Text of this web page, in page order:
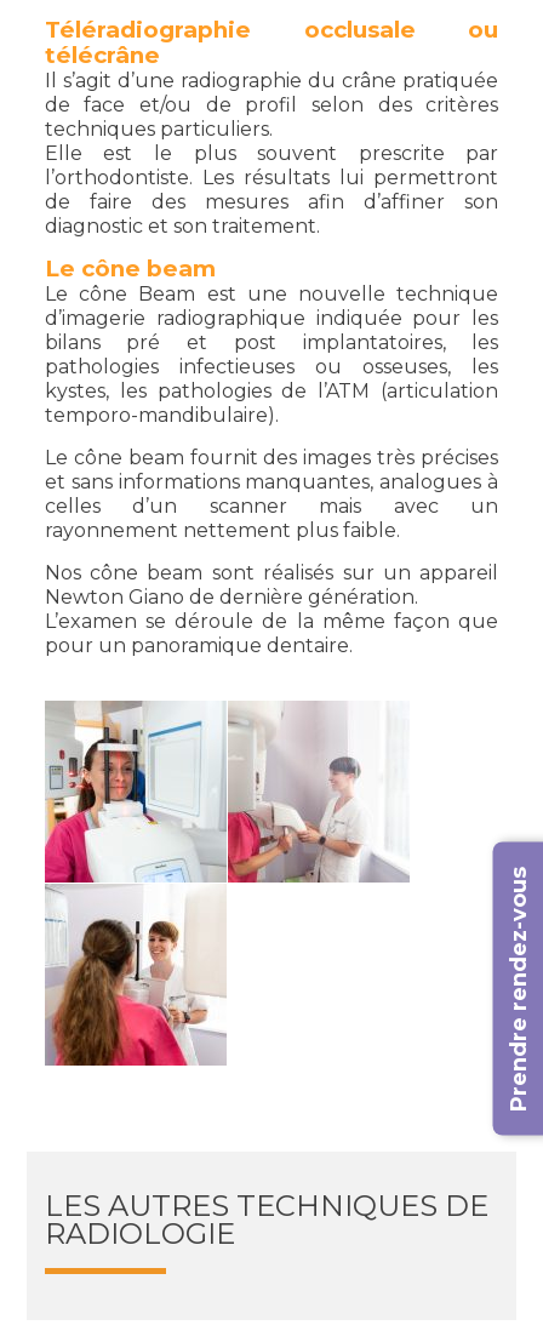
Téléradiographie occlusale ou
télécrâne
Il s’agit d’une radiographie du crâne pratiquée
de face et/ou de profil selon des critères
techniques particuliers.
Elle est le plus souvent prescrite par
l’orthodontiste. Les résultats lui permettront
de faire des mesures afin d’affiner son
diagnostic et son traitement.
Le cône beam
Le cône Beam est une nouvelle technique
d’imagerie radiographique indiquée pour les
bilans pré et post implantatoires, les
pathologies infectieuses ou osseuses, les
kystes, les pathologies de l’ATM (articulation
temporo-mandibulaire).
Le cône beam fournit des images très précises
et sans informations manquantes, analogues à
celles d’un scanner mais avec un
rayonnement nettement plus faible.
Nos cône beam sont réalisés sur un appareil
Newton Giano de dernière génération.
L’examen se déroule de la même façon que
pour un panoramique dentaire.
LES AUTRES TECHNIQUES DE
RADIOLOGIE
Prendre rendez-vous